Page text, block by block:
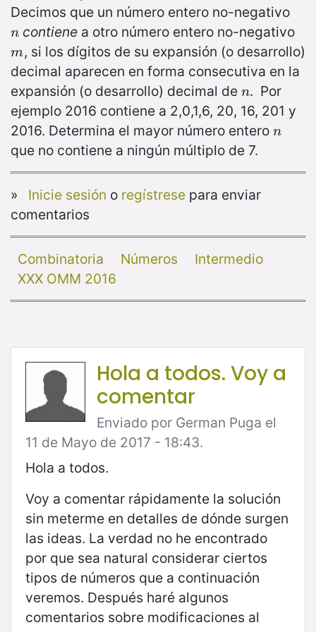
Decimos que un número entero no-negativo
n
n contiene a otro número entero no-negativo
m
m, si los dígitos de su expansión (o desarrollo)
decimal aparecen en forma consecutiva en la
expansión (o desarrollo) decimal de n
n. Por
ejemplo 2016 contiene a 2,0,1,6, 20, 16, 201 y
2016. Determina el mayor número entero n
n
que no contiene a ningún múltiplo de 7.
» Inicie sesión o regístresepara enviar
comentarios
Combinatoria Números
Intermedio
XXX OMM 2016
Hola a todos. Voy a
comentar
Enviado por German Puga el
11 de Mayo de 2017 - 18:43.
Hola a todos.
Voy a comentar rápidamente la solución
sin meterme en detalles de dónde surgen
las ideas. La verdad no he encontrado
por que sea natural considerar ciertos
tipos de números que a continuación
veremos. Después haré algunos
comentarios sobre modificaciones al